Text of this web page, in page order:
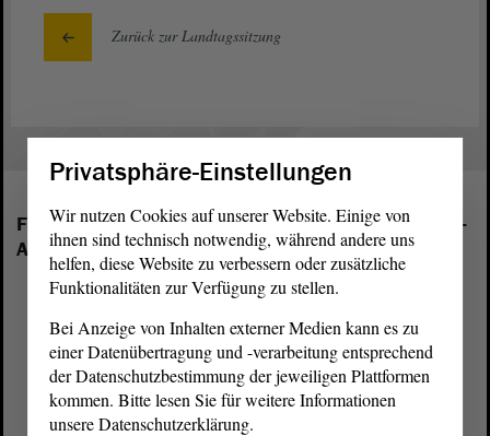
Zurück zur Landtagssitzung
Folgende Fraktionen sind im Landtag von Sachsen-
Anhalt vertreten:
Privatsphäre-Einstellungen
Wir nutzen Cookies auf unserer Website. Einige von
ihnen sind technisch notwendig, während andere uns
helfen, diese Website zu verbessern oder zusätzliche
Funktionalitäten zur Verfügung zu stellen.
Bei Anzeige von Inhalten externer Medien kann es zu
einer Datenübertragung und -verarbeitung entsprechend
der Datenschutzbestimmung der jeweiligen Plattformen
kommen. Bitte lesen Sie für weitere Informationen
unsere Datenschutzerklärung.